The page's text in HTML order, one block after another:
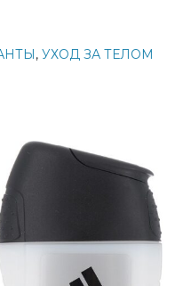
, УХОД ЗА ТЕЛОМ